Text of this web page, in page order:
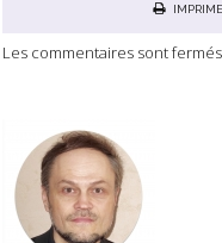
Les commentaires sont